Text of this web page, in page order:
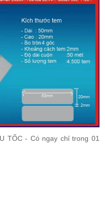
TỐC - Có ngay chỉ trong 01